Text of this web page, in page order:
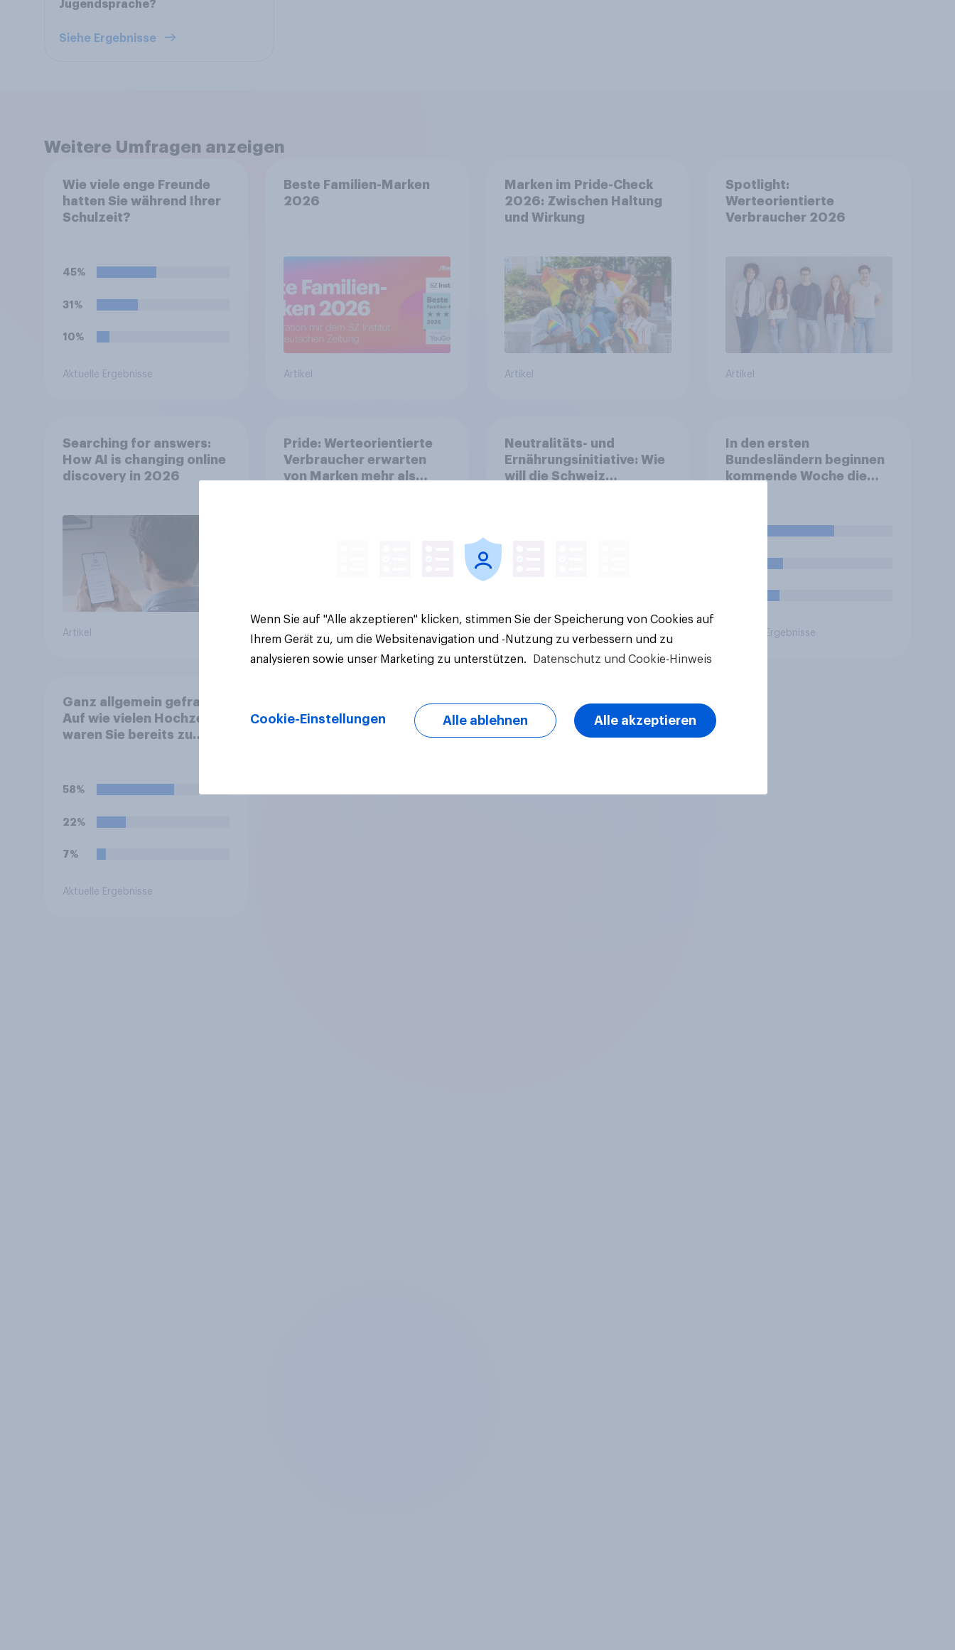
Jugendsprache?
Siehe Ergebnisse
Weitere Umfragen anzeigen
Wie viele enge Freunde
hatten Sie während Ihrer
Schulzeit?
45%
31%
10%
Aktuelle Ergebnisse
Beste Familien-Marken
2026
Artikel
Marken im Pride-Check
2026: Zwischen Haltung
und Wirkung
Artikel
Spotlight:
Werteorientierte
Verbraucher 2026
Artikel
Searching for answers:
How AI is changing online
discovery in 2026
Artikel
Pride: Werteorientierte
Verbraucher erwarten
von Marken mehr als
Artikel
Neutralitäts- und
Ernährungsinitiative: Wie
will die Schweiz
Artikel
In den ersten
Bundesländern beginnen
kommende Woche die
von sechs Wochen für
lang, zu kurz oder genau
Aktuelle Ergebnisse
Ganz allgemein gefragt:
Auf wie vielen Hochzeiten
waren Sie bereits zu
58%
22%
7%
Aktuelle Ergebnisse
Wenn Sie auf "Alle akzeptieren" klicken, stimmen Sie der Speicherung von Cookies auf
Ihrem Gerät zu, um die Websitenavigation und -Nutzung zu verbessern und zu
analysieren sowie unser Marketing zu unterstützen.
Datenschutz und Cookie-Hinweis
Cookie-Einstellungen Alle ablehnen Alle akzeptieren